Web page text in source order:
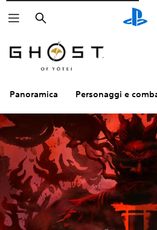
Cerca
Panoramica Personaggi e